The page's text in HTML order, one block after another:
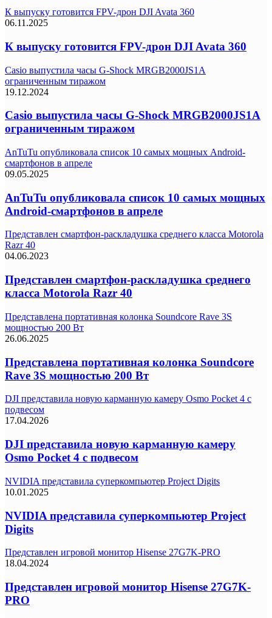
К выпуску готовится FPV-дрон DJI Avata 360
06.11.2025
К выпуску готовится FPV-дрон DJI Avata 360
Casio выпустила часы G-Shock MRGB2000JS1A
ограниченным тиражом
19.12.2024
Casio выпустила часы G-Shock MRGB2000JS1A
ограниченным тиражом
AnTuTu опубликовала список 10 самых мощных Android-
смартфонов в апреле
09.05.2025
AnTuTu опубликовала список 10 самых мощных
Android-смартфонов в апреле
Представлен смартфон-раскладушка среднего класса Motorola
Razr 40
04.06.2023
Представлен смартфон-раскладушка среднего
класса Motorola Razr 40
Представлена портативная колонка Soundcore Rave 3S
мощностью 200 Вт
26.06.2025
Представлена портативная колонка Soundcore
Rave 3S мощностью 200 Вт
DJI представила новую карманную камеру Osmo Pocket 4 с
подвесом
17.04.2026
DJI представила новую карманную камеру
Osmo Pocket 4 с подвесом
NVIDIA представила суперкомпьютер Project Digits
10.01.2025
NVIDIA представила суперкомпьютер Project
Digits
Представлен игровой монитор Hisense 27G7K-PRO
18.04.2024
Представлен игровой монитор Hisense 27G7K-
PRO